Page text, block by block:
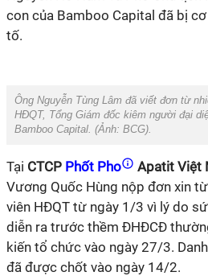
con của Bamboo Capital đã bị
tố.
Ông Nguyễn Tùng Lâm đã viết đơn từ
HĐQT, Tổng Giám đốc kiêm người đại
Bamboo Capital. (Ảnh: BCG).
Tại CTCP Phốt Pho Apatit Việt
Vương Quốc Hùng nộp đơn xin
viên HĐQT từ ngày 1/3 vì lý do
diễn ra trước thềm ĐHĐCĐ
kiến tổ chức vào ngày 27/3.
đã được chốt vào ngày 14/2.